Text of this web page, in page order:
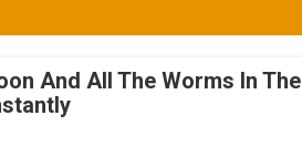
And All The Worms In The